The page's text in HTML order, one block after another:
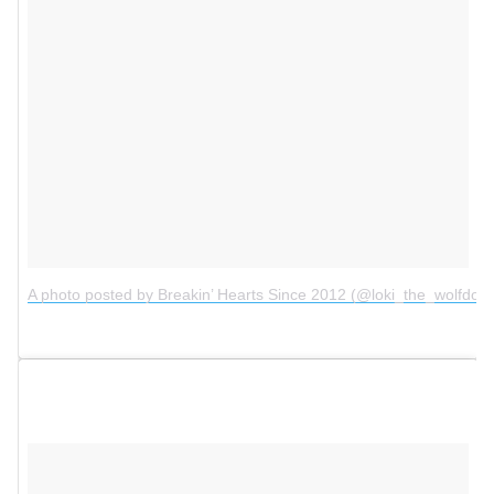
A photo posted by Breakin’ Hearts Since 2012 (@loki_the_wolfdog)